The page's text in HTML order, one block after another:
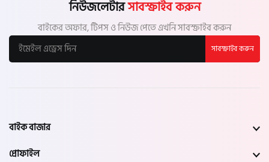
নিউজলেটারসাবস্ক্রাইব করুন
বাইকের অফার, টিপস ও নিউজ পেতে এখনি সাবস্ক্রাইব করুন
সাবস্ক্রাইব করুন
বাইক বাজার
প্রোফাইল